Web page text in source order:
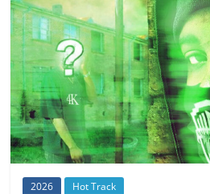
2026 Hot Track